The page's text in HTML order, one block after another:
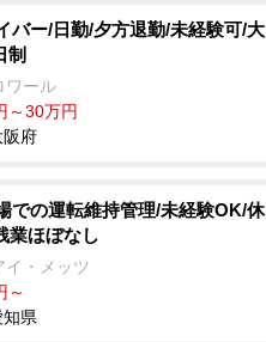
バー/日勤/夕方退勤/未経験可/大
制
ワール
～30万円
阪府
での運転維持管理/未経験OK/休
業ほぼなし
イ・メッツ
～
県